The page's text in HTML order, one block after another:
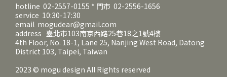
hotline 02-2557-0155 * 門市 02-2556-1656
service 10:30-17:30
email mogudear@gmail.com
address 臺北市103南京西路25巷18之1號4樓
4th Floor, No. 18-1, Lane 25, Nanjing West Road, Datong
District 103, Taipei, Taiwan
2023 © mogu design All Rights reserved